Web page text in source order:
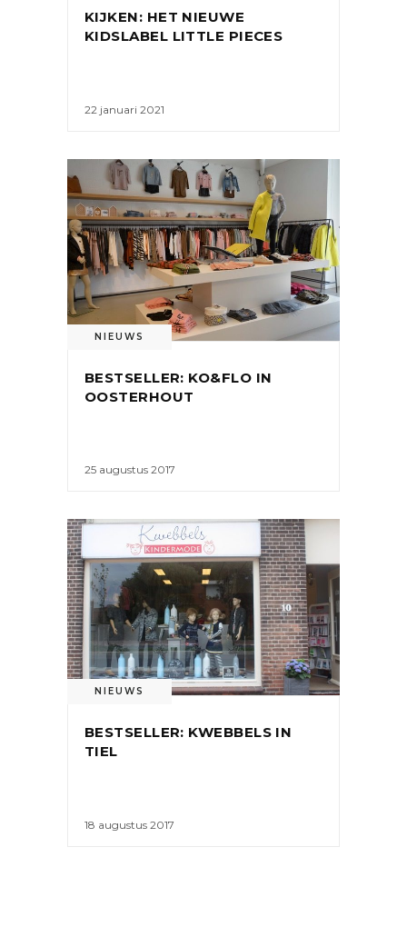
KIJKEN: HET NIEUWE
KIDSLABEL LITTLE PIECES
22 januari 2021
NIEUWS
BESTSELLER: KO&FLO IN
OOSTERHOUT
25 augustus 2017
NIEUWS
BESTSELLER: KWEBBELS IN
TIEL
18 augustus 2017